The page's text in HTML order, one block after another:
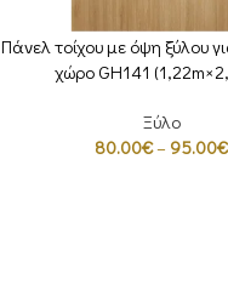
ΕΠΙΛΟΓΉ
Πάνελ τοίχου με όψη ξύλου
χώρο GH141
Ξύλο
80.00€– 95.00€